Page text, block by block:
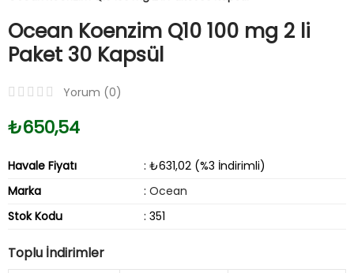
Ocean Koenzim Q10 100 mg 2 li
Paket 30 Kapsül
Yorum (0)
₺650,54
Havale Fiyatı
: ₺631,02 (%3 İndirimli)
Marka
: Ocean
Stok Kodu
: 351
Toplu İndirimler